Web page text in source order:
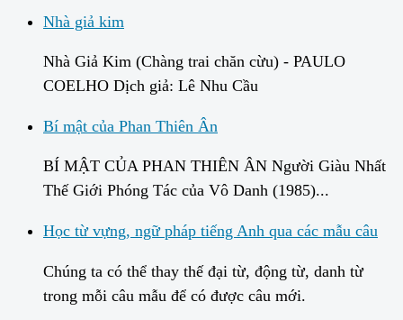
Nhà giả kim
Nhà Giả Kim (Chàng trai chăn cừu) - PAULO
COELHO Dịch giả: Lê Nhu Cầu
Bí mật của Phan Thiên Ân
BÍ MẬT CỦA PHAN THIÊN ÂN Người Giàu Nhất
Thế Giới Phóng Tác của Vô Danh (1985)...
Học từ vựng, ngữ pháp tiếng Anh qua các mẫu câu
Chúng ta có thể thay thế đại từ, động từ, danh từ
trong mỗi câu mẫu để có được câu mới.